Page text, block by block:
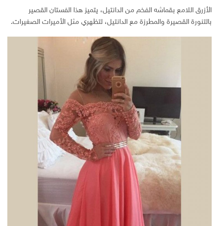
الأزرق اللامع بقماشه الفخم من الدانتيل، يتميز هذا الفستان القصير
بالتنورة القصيرة والمطرزة مع الدانتيل، لتظهري مثل الأميرات الصغيرات.